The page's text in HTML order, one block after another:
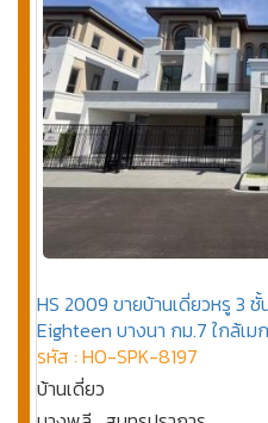
HS 2009 ขายบ้านเดี่ยวหรู 3
Eighteen บางนา กม.7 ใกล้เม
รหัส : HO-SPK-8197
บ้านเดี่ยว